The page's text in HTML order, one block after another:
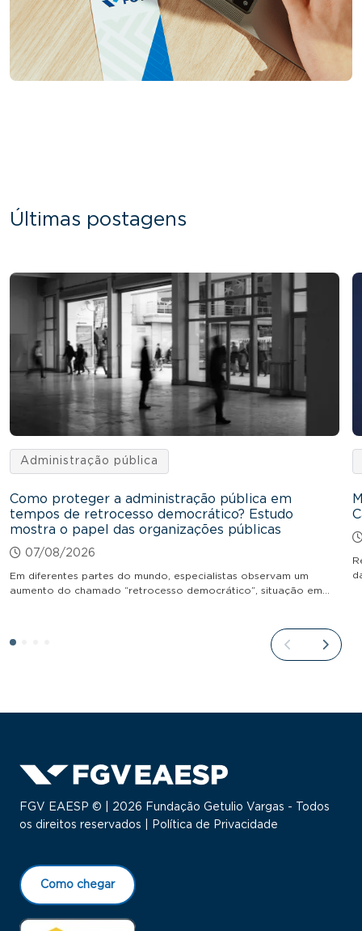
Últimas postagens
Administração pública
Como proteger a administração pública em
tempos de retrocesso democrático? Estudo
mostra o papel das organizações públicas
07/08/2026
Em diferentes partes do mundo, especialistas observam um
aumento do chamado “retrocesso democrático”, situação em…
FGV EAESP © | 2026 Fundação Getulio Vargas - Todos
os direitos reservados |
Política de Privacidade
Como chegar